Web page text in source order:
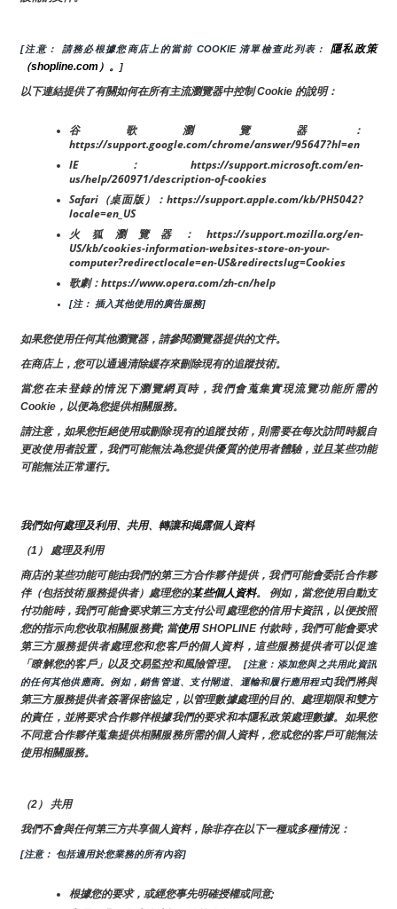
[注意： 請務必根據您商店上的當前 COOKIE 清單檢查此列表： 隱私政策
（shopline.com）。
]
以下連結提供了有關如何在所有主流瀏覽器中控制 Cookie 的說明：
谷歌瀏覽器：
https://support.google.com/chrome/answer/95647?hl=en
IE：https://support.microsoft.com/en-
us/help/260971/description-of-cookies
Safari（桌面版）：https://support.apple.com/kb/PH5042?
locale=en_US
火狐瀏覽器：https://support.mozilla.org/en-
US/kb/cookies-information-websites-store-on-your-
computer?redirectlocale=en-US&redirectslug=Cookies
歌劇：https://www.opera.com/zh-cn/help
[注： 插入其他使用的廣告服務]
如果您使用任何其他瀏覽器，請參閱瀏覽器提供的文件。
在商店上，您可以通過清除緩存來刪除現有的追蹤技術。
當您在未登錄的情況下瀏覽網頁時，我們會蒐集實現流覽功能所需的
Cookie，以便為您提供相關服務。
請注意，如果您拒絕使用或刪除現有的追蹤技術，則需要在每次訪問時親自
更改使用者設置，我們可能無法為您提供優質的使用者體驗，並且某些功能
可能無法正常運行。
我們如何處理及利用、共用、轉讓和揭露個人資料
（1） 處理及利用
商店的某些功能可能由我們的第三方合作夥伴提供，我們可能會委託合作夥
伴（包括技術服務提供者）處理您的某些個人資料。 例如，當您使用自動支
付功能時，我們可能會要求第三方支付公司處理您的信用卡資訊，以便按照
您的指示向您收取相關服務費; 當使用 SHOPLINE 付款時，我們可能會要求
第三方服務提供者處理您和您客戶的個人資料，這些服務提供者可以促進
「瞭解您的客戶」以及交易監控和風險管理。
[注意：添加您與之共用此資訊
的任何其他供應商。例如，銷售管道、支付閘道、運輸和履行應用程式]我們將與
第三方服務提供者簽署保密協定，以管理數據處理的目的、處理期限和雙方
的責任，並將要求合作夥伴根據我們的要求和本隱私政策處理數據。如果您
不同意合作夥伴蒐集提供相關服務所需的個人資料，您或您的客戶可能無法
使用相關服務。
（2） 共用
我們不會與任何第三方共享個人資料，除非存在以下一種或多種情況：
[注意： 包括適用於您業務的所有內容]
根據您的要求，或經您事先明確授權或同意;